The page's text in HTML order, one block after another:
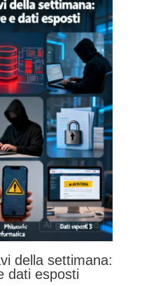
della settimana:
dati esposti